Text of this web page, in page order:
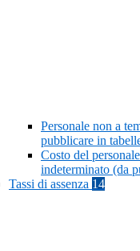
Personale non a
pubblicare in
Costo del
indeterminato (da
Tassi di assenza 14